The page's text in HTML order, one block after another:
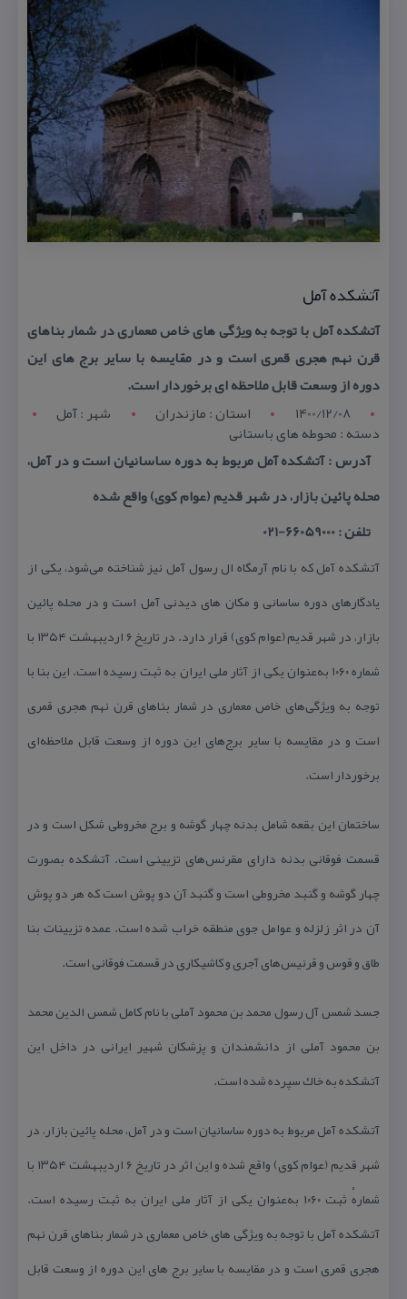
آتشكده آمل
آتشكده آمل با توجه به ویژگی های خاص معماری در شمار بناهای
قرن نهم هجری قمری است و در مقایسه با سایر برج های این
دوره از وسعت قابل ملاحظه ای برخوردار است.
1400/12/08
استان : مازندران شهر : آمل
دسته : محوطه های باستانی
آدرس : آتشكده آمل مربوط به دوره ساسانیان است و در آمل،
محله پائین بازار، در شهر قدیم (عوام كوی) واقع شده
تلفن : 66059000-021
آتشكده آمل كه با نام آرمگاه ال رسول آمل نیز شناخته می‌شود، یكی از
یادگارهای دوره ساسانی و مكان های دیدنی آمل است و در محله پائین
بازار، در شهر قدیم (عوام كوی) قرار دارد. در تاریخ ۶ اردیبهشت ۱۳۵۴ با
شماره ۱۰۶۰ به‌عنوان یكی از آثار ملی ایران به ثبت رسیده است. این بنا با
توجه به ویژگی‌های خاص معماری در شمار بناهای قرن نهم هجری قمری
است و در مقایسه با سایر برج‌های این دوره از وسعت قابل ملاحظه‌ای
برخوردار است.
ساختمان این بقعه شامل بدنه چهار گوشه و برج مخروطی شكل است و در
قسمت فوقانی بدنه دارای مقرنس‌های تزیینی است. آتشكده بصورت
چهار گوشه و گنبد مخروطی است و گنبد آن دو پوش است كه هر دو پوش
آن در اثر زلزله و عوامل جوی منطقه خراب شده است. عمده تزیینات بنا
طاق و قوس و قرنیس‌های آجری و كاشیكاری در قسمت فوقانی است.
جسد شمس آل رسول محمد بن محمود آملی با نام كامل شمس الدین محمد
بن محمود آملی از دانشمندان و پزشكان شهیر ایرانی در داخل این
آتشكده به خاك سپرده شده است.
آتشكده آمل مربوط به دوره ساسانیان است و در آمل، محله پائین بازار، در
شهر قدیم (عوام كوی) واقع شده و این اثر در تاریخ ۶ اردیبهشت ۱۳۵۴ با
شمارهٔ ثبت ۱۰۶۰ به‌عنوان یكی از آثار ملی ایران به ثبت رسیده است.
آتشكده آمل با توجه به ویژگی های خاص معماری در شمار بناهای قرن نهم
هجری قمری است و در مقایسه با سایر برج های این دوره از وسعت قابل